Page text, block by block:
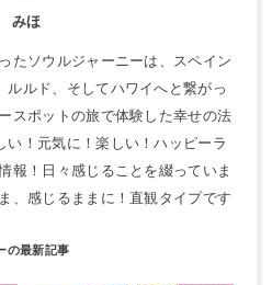
みほ
たソウルジャーニーは、スペイン
ルルド、そしてハワイへと繋がっ
スポットの旅で体験した幸せの法
い！元気に！楽しい！ハッピーラ
報！日々感じることを綴っていま
、感じるままに！直観タイプです